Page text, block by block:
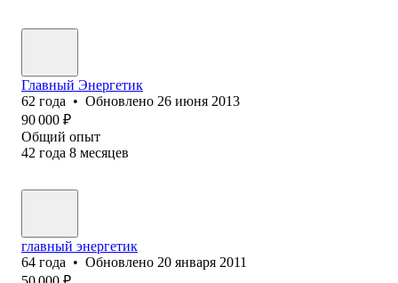
Главный Энергетик
62 года • Обновлено 26 июня 2013
90 000 ₽
Общий опыт
42 года 8 месяцев
главный энергетик
64 года • Обновлено 20 января 2011